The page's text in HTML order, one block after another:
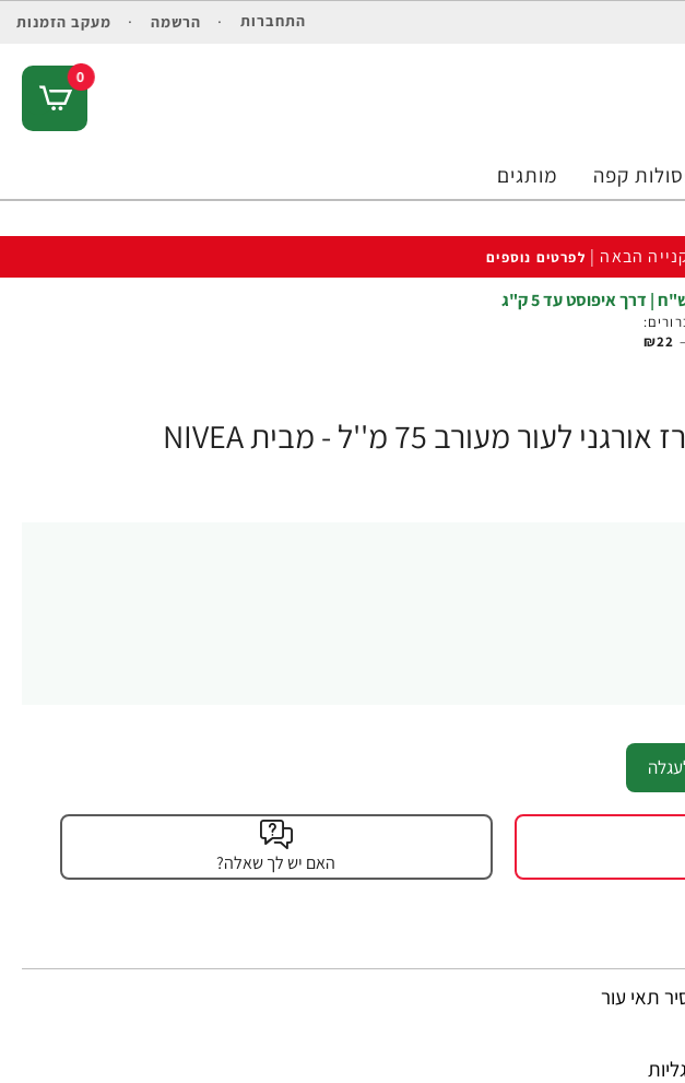
התחברות הרשמה מעקב הזמנות
0
קפה מותגים
לפרטים נוספים
₪22
האם יש לך שאלה?
תאי עור